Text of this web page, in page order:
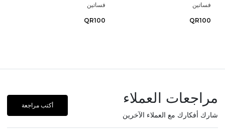
فساتين
QR100
فساتين
QR100
مراجعات العملاء
شارك أفكارك مع العملاء الآخرين
أكتب مراجعة